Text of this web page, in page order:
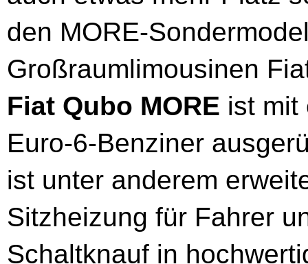
den MORE-
Großraumlimousinen
Fiat Qubo MORE ist mit
Euro-6-Benziner
ist unter anderem
Sitzheizung für Fahrer
Schaltknauf in